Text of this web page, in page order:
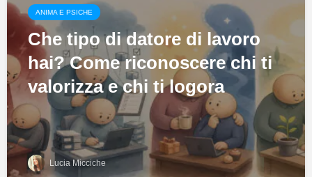
ANIMA E PSICHE
Che tipo di datore di lavoro
hai? Come riconoscere chi ti
valorizza e chi ti logora
Lucia Micciche